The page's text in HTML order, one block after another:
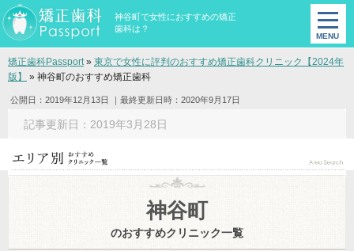
神谷町で女性におすすめの矯正
歯科は？
矯正歯科Passport» 東京で女性に評判のおすすめ矯正歯科クリニック【2024年
版】
» 神谷町のおすすめ矯正歯科
公開日：2019年12月13日 ｜最終更新日時：2020年9月17日
記事更新日：2019年3月28日
神谷町
のおすすめクリニック一覧